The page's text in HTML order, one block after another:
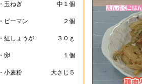
・玉ねぎ 中１個
・ピーマン ２個
・紅しょうが ３０ｇ
・卵 １個
・小麦粉 大さじ５